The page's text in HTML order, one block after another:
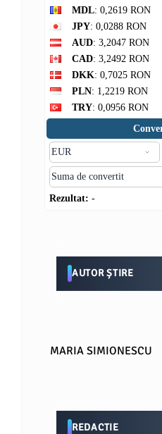
MDL: 0,2619 RON
JPY: 0,0288 RON
AUD: 3,2047 RON
CAD: 3,2492 RON
DKK: 0,7025 RON
PLN: 1,2219 RON
TRY: 0,0956 RON
Rezultat: -
AUTOR ȘTIRE
MARIA SIMIONESCU
REDACTIE